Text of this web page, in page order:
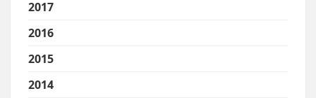
2017
2016
2015
2014